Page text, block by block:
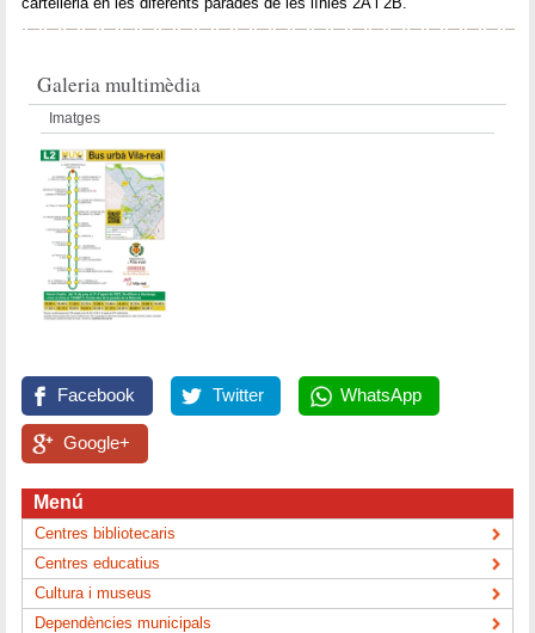
Galeria multimèdia
Imatges
Facebook Twitter WhatsApp
Google+
Menú
Centres bibliotecaris
Centres educatius
Cultura i museus
Dependències municipals